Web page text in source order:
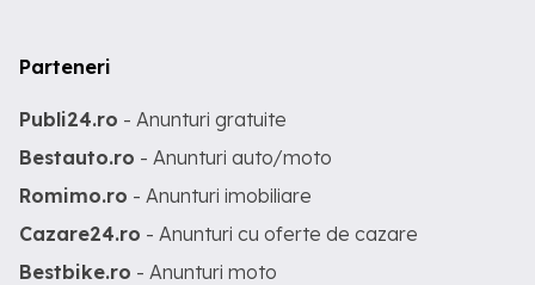
Parteneri
Publi24.ro - Anunturi gratuite
Bestauto.ro - Anunturi auto/moto
Romimo.ro - Anunturi imobiliare
Cazare24.ro - Anunturi cu oferte de cazare
Bestbike.ro - Anunturi moto